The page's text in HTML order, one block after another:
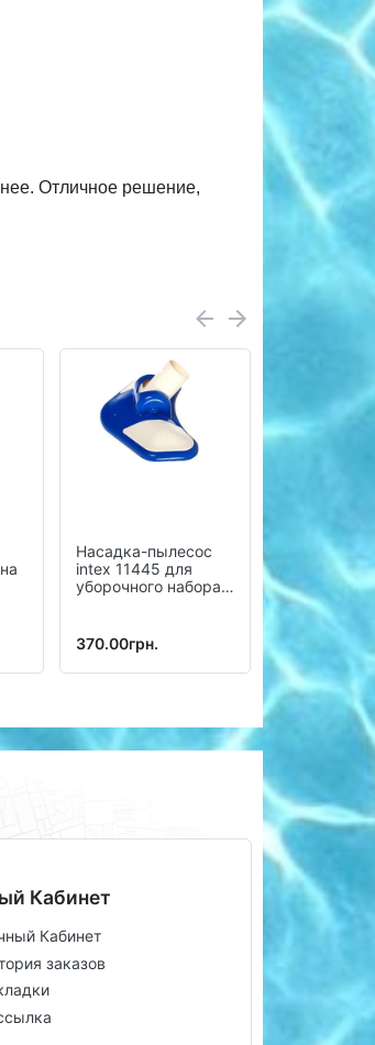
Отличное решение,
Насадка-пылесос
intex 11445 для
уборочного набора
370.00грн.
БАССЕЙНА
11074
230.00грн.
Кабинет
Кабинет
заказов